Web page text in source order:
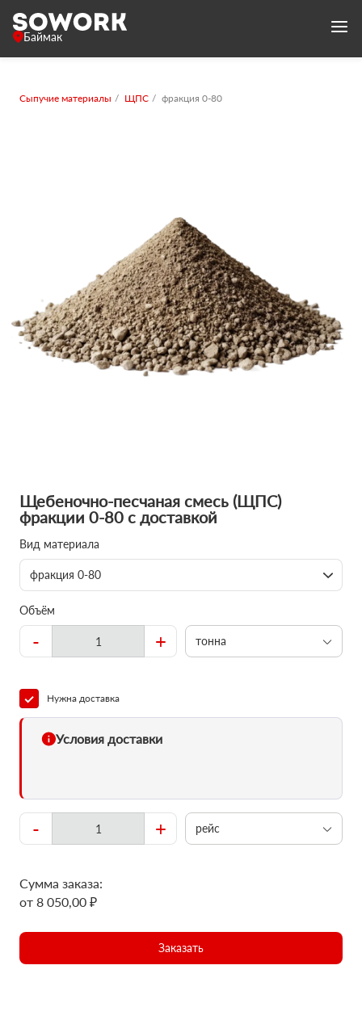
Баймак
Сыпучие материалы ЩПС фракция 0-80
Щебеночно-песчаная смесь (ЩПС)
фракции 0-80 с доставкой
Вид материала
фракция 0-80
Объём
- + тонна
Нужна доставка
Условия доставки
- + рейс
Сумма заказа:
от 8 050,00 ₽
Заказать